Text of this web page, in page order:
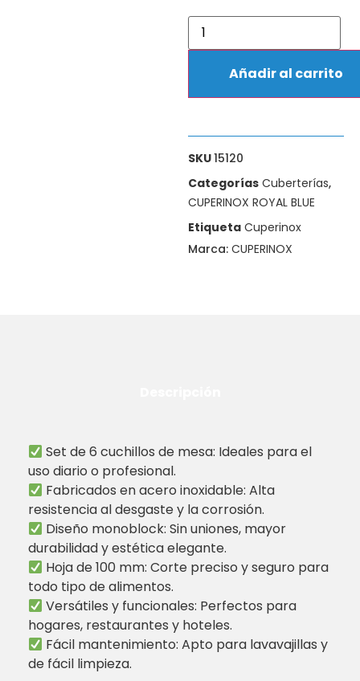
Añadir al carrito
SKU15120
Categorías Cuberterías,
CUPERINOX ROYAL BLUE
Etiqueta Cuperinox
Marca: CUPERINOX
Set de 6 cuchillos de mesa: Ideales para el
uso diario o profesional.
Fabricados en acero inoxidable: Alta
resistencia al desgaste y la corrosión.
Diseño monoblock: Sin uniones, mayor
durabilidad y estética elegante.
Hoja de 100 mm: Corte preciso y seguro para
todo tipo de alimentos.
Versátiles y funcionales: Perfectos para
hogares, restaurantes y hoteles.
Fácil mantenimiento: Apto para lavavajillas y
de fácil limpieza.